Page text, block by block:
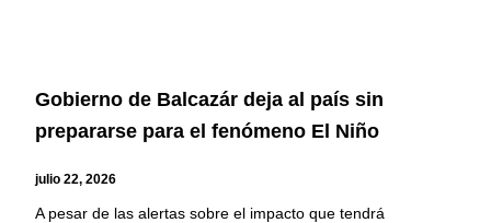
Gobierno de Balcazár deja al país sin
prepararse para el fenómeno El Niño
julio 22, 2026
A pesar de las alertas sobre el impacto que tendrá